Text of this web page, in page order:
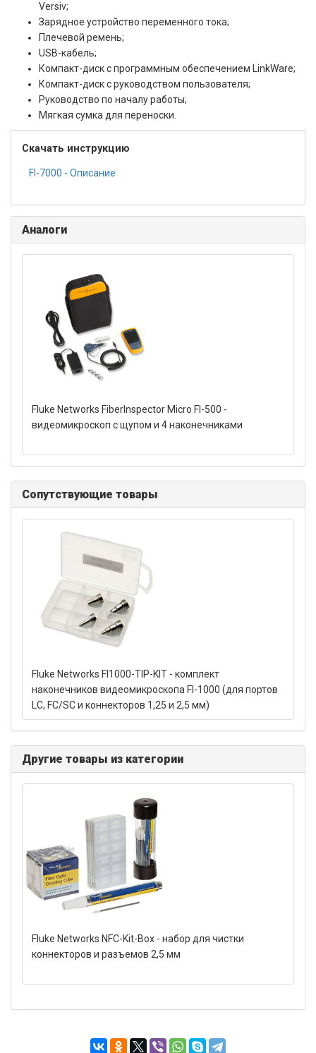
Versiv;
Зарядное устройство переменного тока;
Плечевой ремень;
USB-кабель;
Компакт-диск с программным обеспечением LinkWare;
Компакт-диск с руководством пользователя;
Руководство по началу работы;
Мягкая сумка для переноски.
Скачать инструкцию
FI-7000 - Описание
Аналоги
Fluke Networks FiberInspector Micro FI-500 -
видеомикроскоп с щупом и 4 наконечниками
Сопутствующие товары
Fluke Networks FI1000-TIP-KIT - комплект
наконечников видеомикроскопа FI-1000 (для портов
LC, FC/SC и коннекторов 1,25 и 2,5 мм)
Другие товары из категории
Fluke Networks NFC-Kit-Box - набор для чистки
коннекторов и разъемов 2,5 мм